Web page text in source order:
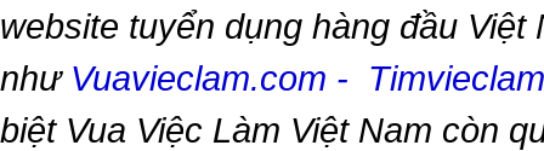
website tuyển dụng hàng đầu Việt
như Vuavieclam.com -
biệt Vua Việc Làm Việt Nam còn